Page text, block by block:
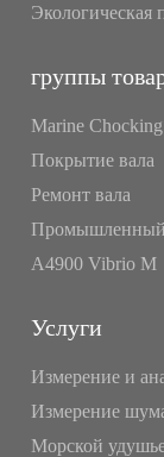
Экологическая
группы
Marine Chocking
Покрытие вала
Ремонт вала
Промышленный
A4900 Vibrio M
Услуги
Измерение и
Измерение
Морской